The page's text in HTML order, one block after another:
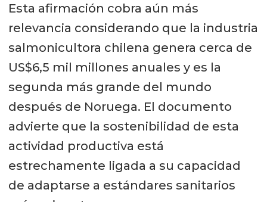
Esta afirmación cobra aún más
relevancia considerando que la industria
salmonicultora chilena genera cerca de
US$6,5 mil millones anuales y es la
segunda más grande del mundo
después de Noruega. El documento
advierte que la sostenibilidad de esta
actividad productiva está
estrechamente ligada a su capacidad
de adaptarse a estándares sanitarios